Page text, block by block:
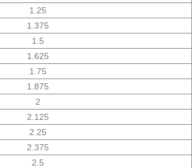
1.25
1.375
1.5
1.625
1.75
1.875
2
2.125
2.25
2.375
2.5